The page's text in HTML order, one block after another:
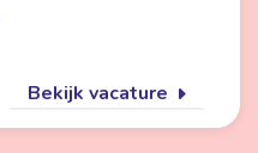
Bekijk vacature